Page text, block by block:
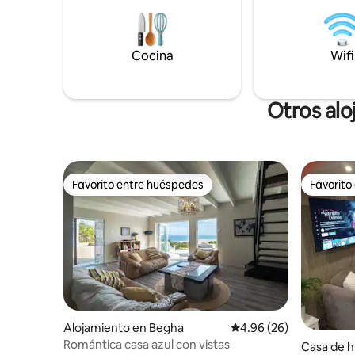
transmitir, cero cortes de energía con
energía solar completa.
granja y
Cocina Wifi
Otros
Favorito entre huéspedes
Favorito entre huéspedes
Alojamiento en Begha Calificación promedio:
4.96 (26)
Romántica casa azul con vistas
Casa de